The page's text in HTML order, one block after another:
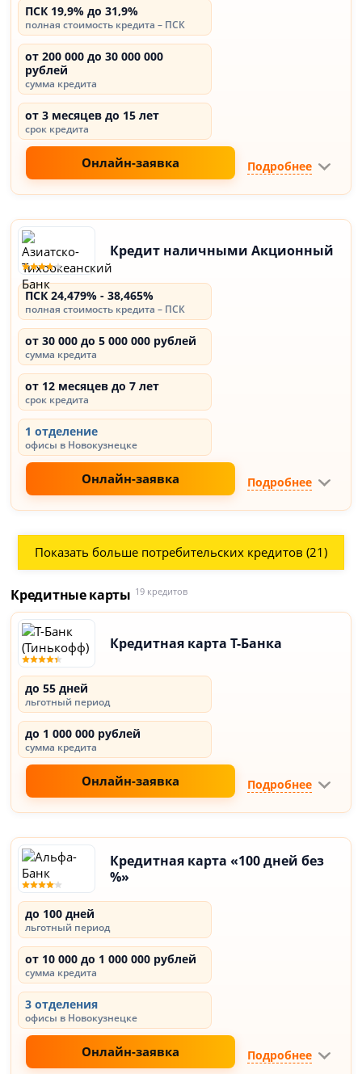
ПСК 19,9% до 31,9%
полная стоимость кредита – ПСК
от 200 000 до 30 000 000
рублей
сумма кредита
от 3 месяцев до 15 лет
срок кредита
Онлайн-заявка Подробнее
Кредит наличными Акционный
ПСК 24,479% - 38,465%
полная стоимость кредита – ПСК
от 30 000 до 5 000 000 рублей
сумма кредита
от 12 месяцев до 7 лет
срок кредита
1 отделение
офисы в Новокузнецке
Онлайн-заявка Подробнее
Показать больше потребительских кредитов (21)
Кредитные карты 19 кредитов
Кредитная карта Т-Банка
до 55 дней
льготный период
до 1 000 000 рублей
сумма кредита
Онлайн-заявка Подробнее
Кредитная карта «100 дней без
%»
до 100 дней
льготный период
от 10 000 до 1 000 000 рублей
сумма кредита
3 отделения
офисы в Новокузнецке
Онлайн-заявка Подробнее